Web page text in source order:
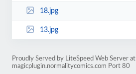
18.jpg
13.jpg
Proudly Served by LiteSpeed Web Server at
magicplugin.normalitycomics.com Port 80